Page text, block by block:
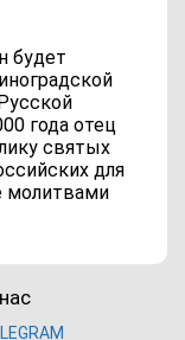
будет
года отец
святых
для
молитвами